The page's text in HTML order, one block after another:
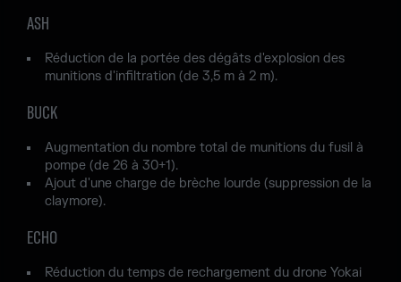
ASH
Réduction de la portée des dégâts d'explosion des
munitions d'infiltration (de 3,5 m à 2 m).
BUCK
Augmentation du nombre total de munitions du fusil à
pompe (de 26 à 30+1).
Ajout d'une charge de brèche lourde (suppression de la
claymore).
ECHO
Réduction du temps de rechargement du drone Yokai